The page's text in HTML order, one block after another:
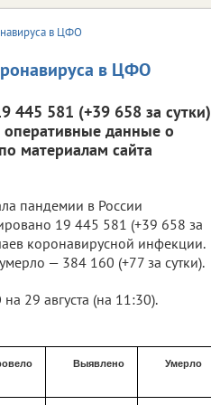
в ЦФО
в ЦФО
445 581 (+39 658 за сутки)
данные о
материалам сайта
пандемии в России
19 445 581 (+39 658 за
коронавирусной инфекции.
— 384 160 (+77 за сутки).
29 августа (на 11:30).
Выявлено Умерло